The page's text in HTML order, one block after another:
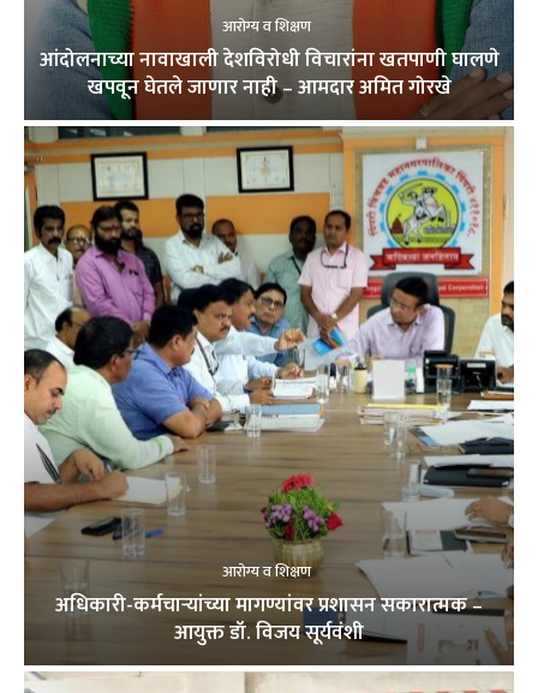
आरोग्य व शिक्षण
आंदोलनाच्या नावाखाली देशविरोधी विचारांना खतपाणी घालणे
खपवून घेतले जाणार नाही – आमदार अमित गोरखे
आरोग्य व शिक्षण
अधिकारी-कर्मचाऱ्यांच्या मागण्यांवर प्रशासन सकारात्मक –
आयुक्त डॉ. विजय सूर्यवंशी